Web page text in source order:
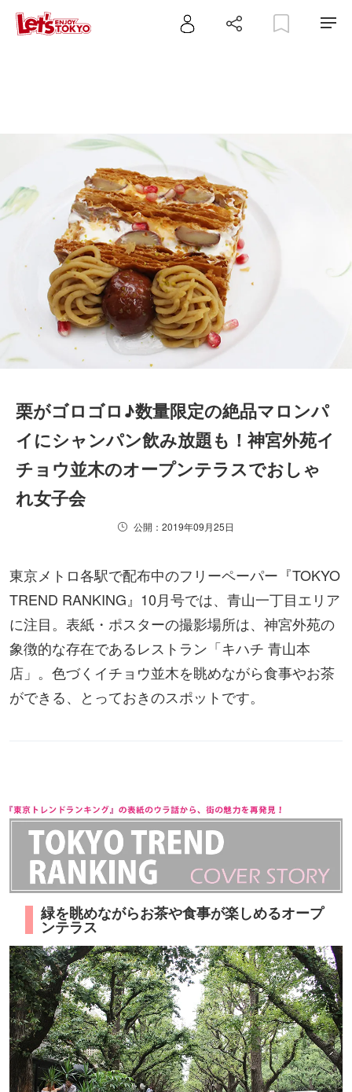
栗がゴロゴロ♪数量限定の絶品マロンパ
イにシャンパン飲み放題も！神宮外苑イ
チョウ並木のオープンテラスでおしゃ
れ女子会
公開：2019年09月25日
東京メトロ各駅で配布中のフリーペーパー『TOKYO
TREND RANKING』10月号では、青山一丁目エリア
に注目。表紙・ポスターの撮影場所は、神宮外苑の
象徴的な存在であるレストラン「キハチ 青山本
店」。色づくイチョウ並木を眺めながら食事やお茶
ができる、とっておきのスポットです。
緑を眺めながらお茶や食事が楽しめるオープ
ンテラス